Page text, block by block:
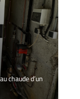
chaude d’un